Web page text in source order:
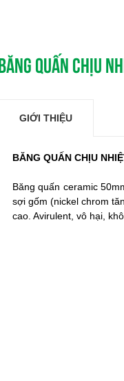
BĂNG QUẤN CHỊU
GIỚI THIỆU
BĂNG QUẤN CHỊU
Băng quấn ceramic
sợi gốm (nickel chrom
cao. Avirulent, vô hại,